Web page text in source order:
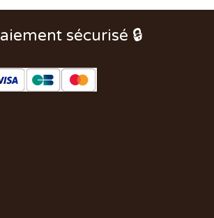
sécurisé 🔒